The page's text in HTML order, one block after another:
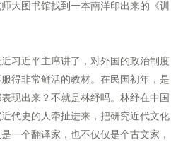
大图书馆找到一本南洋印出来的《训
习近平主席讲了，对外国的政治制度
得非常鲜活的教材。在民国初年，是
现出来？不就是林纾吗。林纾在中国
代史的人牵扯进来，把研究近代文化
一个翻译家，也不仅仅是个古文家，